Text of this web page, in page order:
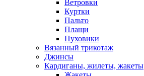
Ветровки
Куртки
Пальто
Плащи
Пуховики
Вязанный трикотаж
Джинсы
Кардиганы, жилеты, жакеты